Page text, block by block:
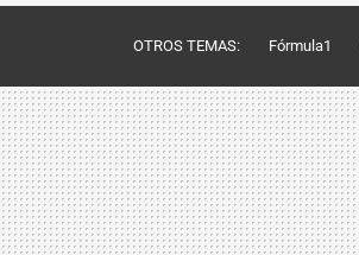
OTROS TEMAS: Fórmula1